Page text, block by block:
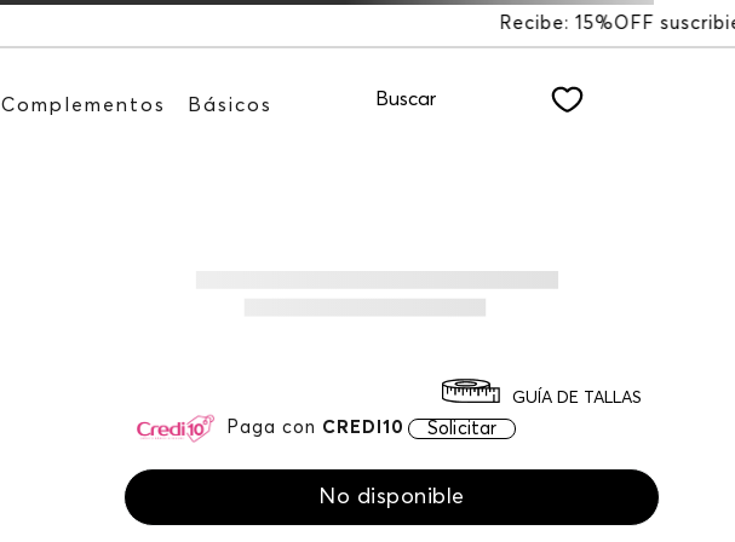
Recibe: 15%OFF suscribiéndote a nuestro NEWSLETTER
Complementos Básicos Buscar
Paga con CREDI10 Solicitar
GUÍA DE TALLAS
No disponible